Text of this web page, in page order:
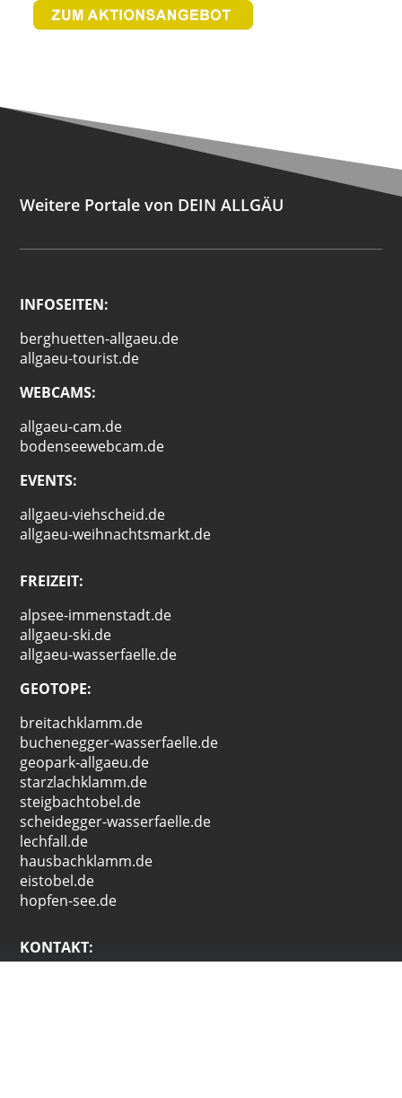
Weitere Portale von DEIN ALLGÄU
INFOSEITEN:
berghuetten-allgaeu.de
allgaeu-tourist.de
WEBCAMS:
allgaeu-cam.de
bodenseewebcam.de
EVENTS:
allgaeu-viehscheid.de
allgaeu-weihnachtsmarkt.de
FREIZEIT:
alpsee-immenstadt.de
allgaeu-ski.de
allgaeu-wasserfaelle.de
GEOTOPE:
breitachklamm.de
buchenegger-wasserfaelle.de
geopark-allgaeu.de
starzlachklamm.de
steigbachtobel.de
scheidegger-wasserfaelle.de
lechfall.de
hausbachklamm.de
eistobel.de
hopfen-see.de
KONTAKT: